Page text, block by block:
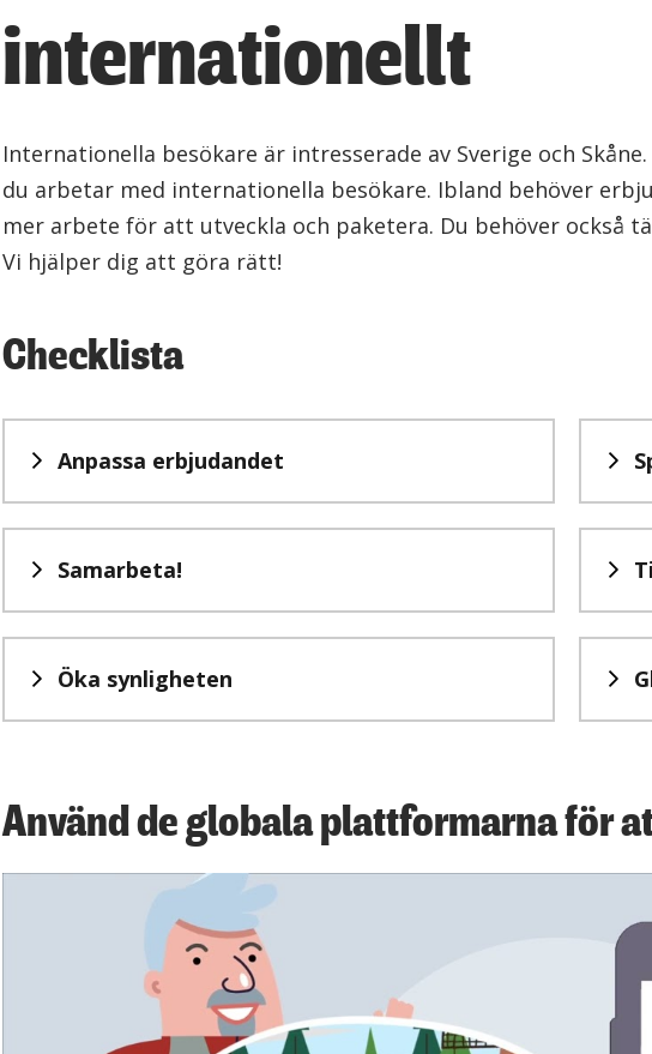
internationellt
Internationella besökare är intresserade av Sverige och
du arbetar med internationella besökare. Ibland behöver
mer arbete för att utveckla och paketera. Du behöver också
Vi hjälper dig att göra rätt!
Checklista
Anpassa erbjudandet
Samarbeta!
Öka synligheten
Använd de globala plattformarna för